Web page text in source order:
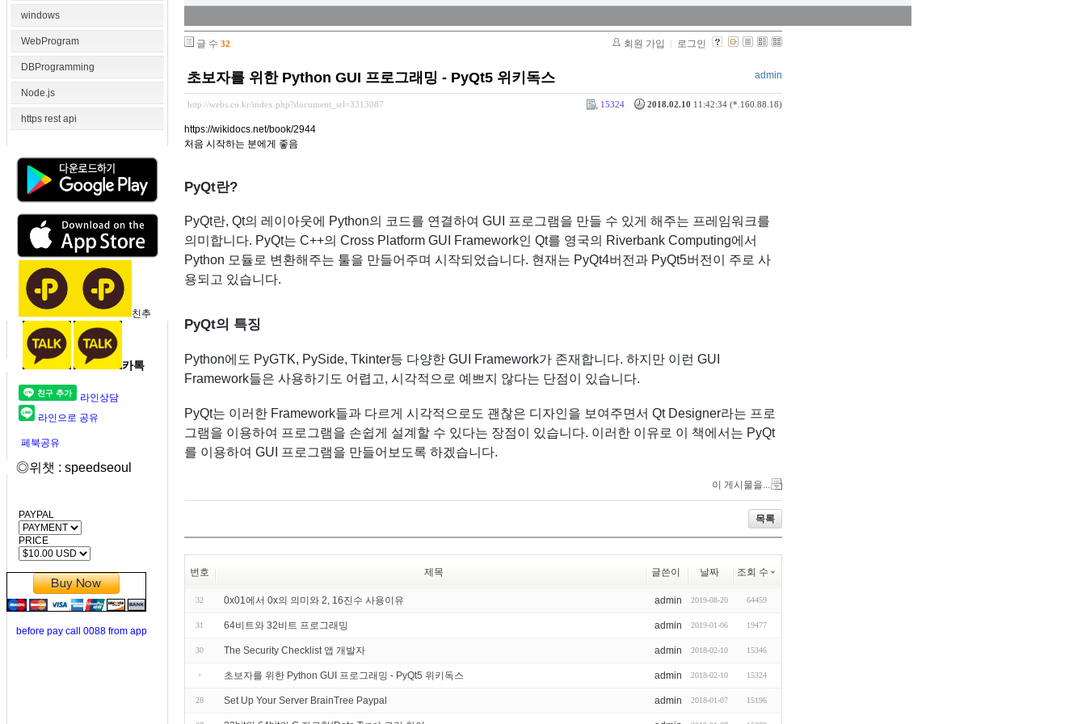
windows
WebProgram
DBProgramming
Node.js
https rest api
친추
카톡
라인상담
라인으로 공유
페북공유
◎위챗 : speedseoul
PAYPAL
PRICE
before pay call 0088 from app
글 수 32 회원 가입 로그인
초보자를 위한 Python GUI 프로그래밍 - PyQt5 위키독스 admin
http://webs.co.kr/index.php?document_srl=3313087 2018.02.10 11:42:34 (*.160.88.18)
15324
https://wikidocs.net/book/2944
처음 시작하는 분에게 좋음
PyQt란?
PyQt란, Qt의 레이아웃에 Python의 코드를 연결하여 GUI 프로그램을 만들 수 있게 해주는 프레임워크를
의미합니다. PyQt는 C++의 Cross Platform GUI Framework인 Qt를 영국의 Riverbank Computing에서
Python 모듈로 변환해주는 툴을 만들어주며 시작되었습니다. 현재는 PyQt4버전과 PyQt5버전이 주로 사
용되고 있습니다.
PyQt의 특징
Python에도 PyGTK, PySide, Tkinter등 다양한 GUI Framework가 존재합니다. 하지만 이런 GUI
Framework들은 사용하기도 어렵고, 시각적으로 예쁘지 않다는 단점이 있습니다.
PyQt는 이러한 Framework들과 다르게 시각적으로도 괜찮은 디자인을 보여주면서 Qt Designer라는 프로
그램을 이용하여 프로그램을 손쉽게 설계할 수 있다는 장점이 있습니다. 이러한 이유로 이 책에서는 PyQt
를 이용하여 GUI 프로그램을 만들어보도록 하겠습니다.
이 게시물을...
목록
번호 제목 글쓴이 날짜 조회 수
32 0x01에서 0x의 의미와 2, 16진수 사용이유 admin 2019-08-20 64459
31 64비트와 32비트 프로그래밍 admin 2019-01-06 19477
30 The Security Checklist 앱 개발자 admin 2018-02-10 15346
초보자를 위한 Python GUI 프로그래밍 - PyQt5 위키독스 admin 2018-02-10 15324
28 Set Up Your Server BrainTree Paypal admin 2018-01-07 15196